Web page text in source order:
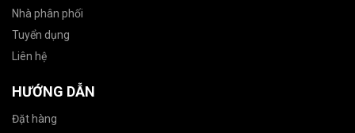
Nhà phân phối
Tuyển dụng
Liên hệ
HƯỚNG DẪN
Đặt hàng